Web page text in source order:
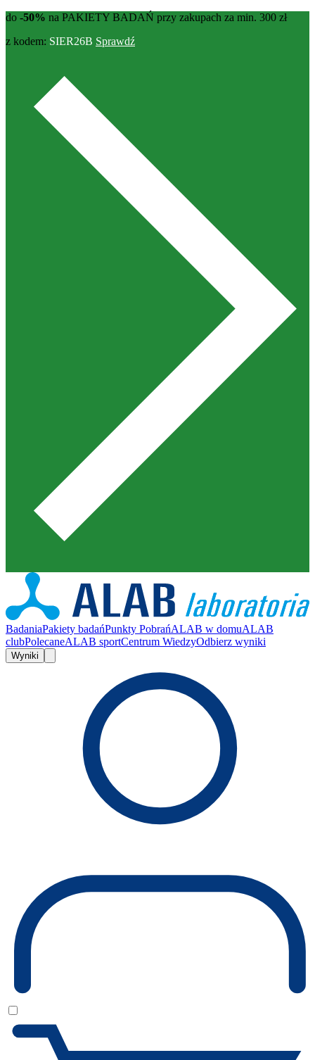
do -50% na PAKIETY BADAŃ przy zakupach za min. 300 zł
z kodem: SIER26B Sprawdź
BadaniaPakiety badańPunkty PobrańALAB w domuALAB
clubPolecaneALAB sportCentrum WiedzyOdbierz wyniki
Wyniki